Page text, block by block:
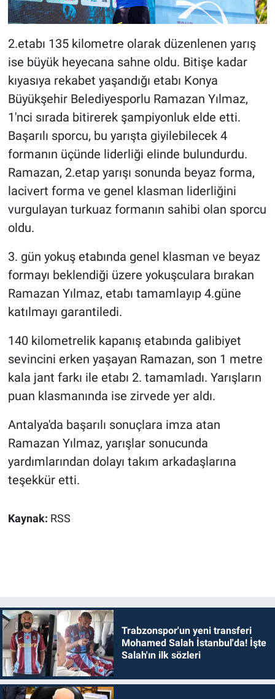
2.etabı 135 kilometre olarak düzenlenen yarış
ise büyük heyecana sahne oldu. Bitişe kadar
kıyasıya rekabet yaşandığı etabı Konya
Büyükşehir Belediyesporlu Ramazan Yılmaz,
1'nci sırada bitirerek şampiyonluk elde etti.
Başarılı sporcu, bu yarışta giyilebilecek 4
formanın üçünde liderliği elinde bulundurdu.
Ramazan, 2.etap yarışı sonunda beyaz forma,
lacivert forma ve genel klasman liderliğini
vurgulayan turkuaz formanın sahibi olan sporcu
oldu.
3. gün yokuş etabında genel klasman ve beyaz
formayı beklendiği üzere yokuşculara bırakan
Ramazan Yılmaz, etabı tamamlayıp 4.güne
katılmayı garantiledi.
140 kilometrelik kapanış etabında galibiyet
sevincini erken yaşayan Ramazan, son 1 metre
kala jant farkı ile etabı 2. tamamladı. Yarışların
puan klasmanında ise zirvede yer aldı.
Antalya'da başarılı sonuçlara imza atan
Ramazan Yılmaz, yarışlar sonucunda
yardımlarından dolayı takım arkadaşlarına
teşekkür etti.
Kaynak: RSS
Trabzonspor'un yeni transferi
Mohamed Salah İstanbul'da! İşte
Salah'ın ilk sözleri